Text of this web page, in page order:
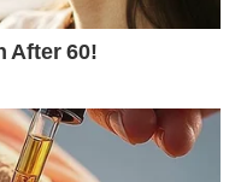
After 60!